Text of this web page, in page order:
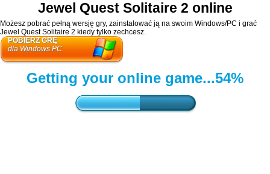
Jewel Quest Solitaire 2 online
Możesz pobrać pełną wersję gry, zainstalować ją na swoim Windows/PC i grać
Jewel Quest Solitaire 2 kiedy tylko zechcesz.
POBIERZ GRĘ
dla Windows PC
Getting your online game...56%